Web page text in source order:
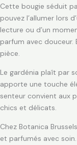
Cette bougie séduit
pouvez l’allumer lors
lecture ou d’un
parfum avec douceur.
pièce.
Le gardénia plaît par
apporte une touche
senteur convient aux
chics et délicats.
Chez Botanica
et parfumés avec